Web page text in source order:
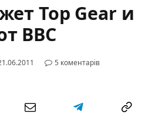
Top Gear и
BBC
5 коментарів